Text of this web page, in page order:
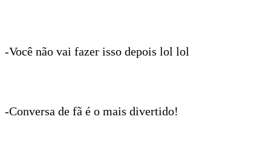
-Você não vai fazer isso depois lol lol
-Conversa de fã é o mais divertido!